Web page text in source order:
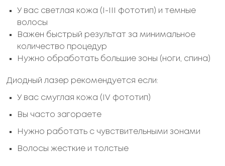
У вас светлая кожа (I-III фототип) и темные
волосы
Важен быстрый результат за минимальное
количество процедур
Нужно обработать большие зоны (ноги, спина)
Диодный лазер рекомендуется если:
У вас смуглая кожа (IV фототип)
Вы часто загораете
Нужно работать с чувствительными зонами
Волосы жесткие и толстые